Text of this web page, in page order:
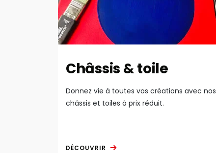
Châssis & toile
Donnez vie à toutes vos créations avec nos
châssis et toiles à prix réduit.
DÉCOUVRIR